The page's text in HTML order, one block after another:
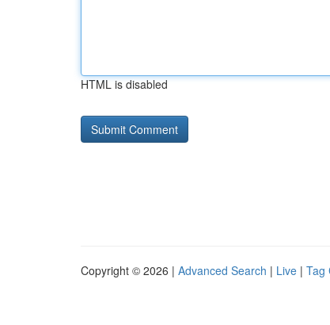
HTML is disabled
Copyright © 2026 | Advanced Search | Live | Tag